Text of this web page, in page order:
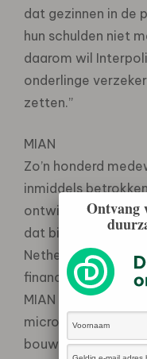
dat gezinnen in de
hun schulden niet
daarom wil
onderlinge
zetten.”
MIAN
Zo’n honderd
inmiddels
ontwikkeling van
dat binnen MIAN
Netherlands), een
financiële
MIAN heeft als doel
bouwen.
Ontvang